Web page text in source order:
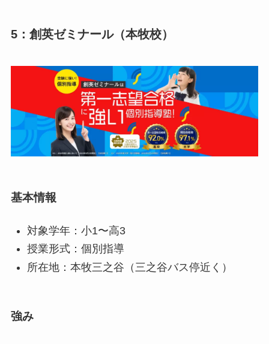
5：創英ゼミナール（本牧校）
基本情報
対象学年：小1〜高3
授業形式：個別指導
所在地：本牧三之谷（三之谷バス停近く）
強み